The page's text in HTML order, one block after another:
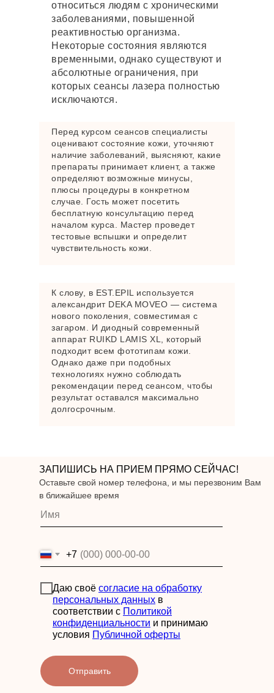
относиться людям с хроническими
заболеваниями, повышенной
реактивностью организма.
Некоторые состояния являются
временными, однако существуют и
абсолютные ограничения, при
которых сеансы лазера полностью
исключаются.
Перед курсом сеансов специалисты
оценивают состояние кожи, уточняют
наличие заболеваний, выясняют, какие
препараты принимает клиент, а также
определяют возможные минусы,
плюсы процедуры в конкретном
случае. Гость может посетить
бесплатную консультацию перед
началом курса. Мастер проведет
тестовые вспышки и определит
чувствительность кожи.
К слову, в EST.EPIL используется
александрит DEKA MOVEO — система
нового поколения, совместимая с
загаром. И диодный современный
аппарат RUIKD LAMIS XL, который
подходит всем фототипам кожи.
Однако даже при подобных
технологиях нужно соблюдать
рекомендации перед сеансом, чтобы
результат оставался максимально
долгосрочным.
Оставьте свой номер телефона, и мы перезвоним Вам
в ближайшее время
+7
Даю своё согласие на обработку
персональных данных в
соответствии с Политикой
конфиденциальности и принимаю
условия Публичной оферты
Отправить
ЗАПИШИСЬ НА ПРИЕМ ПРЯМО СЕЙЧАС!